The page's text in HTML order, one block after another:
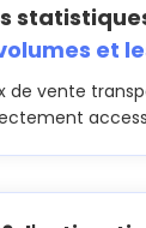
et
de vente